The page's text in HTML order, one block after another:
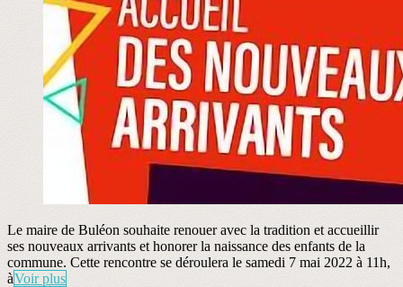
Le maire de Buléon souhaite renouer avec la tradition et accueillir
ses nouveaux arrivants et honorer la naissance des enfants de la
commune. Cette rencontre se déroulera le samedi 7 mai 2022 à 11h,
àVoir plus